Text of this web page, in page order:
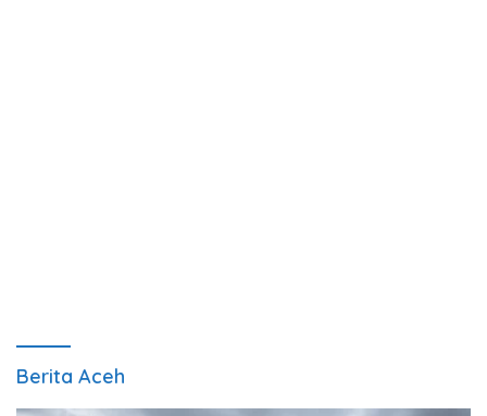
Berita Aceh